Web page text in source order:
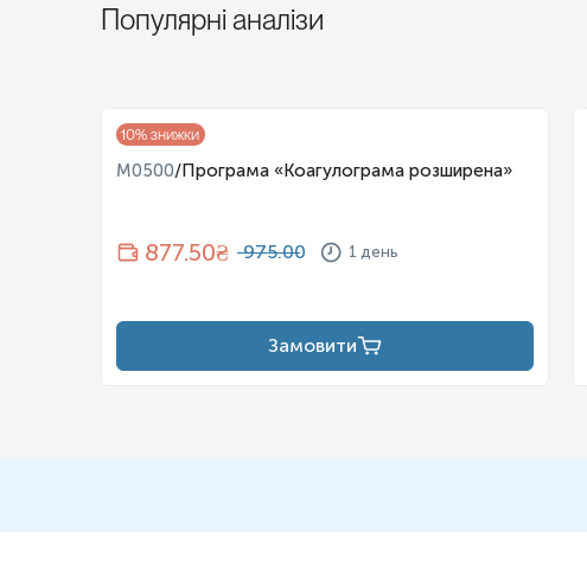
Популярні аналізи
10% знижки
M0500/Програма «Коагулограма розширена»
877.50₴ 975.00 1 день
Замовити